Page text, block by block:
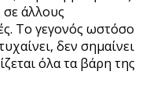
σε άλλους
Το γεγονός ωστόσο
δεν σημαίνει
όλα τα βάρη της